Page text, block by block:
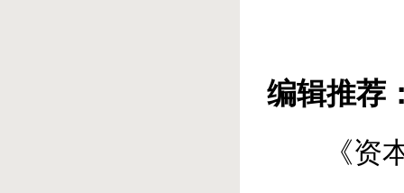
编辑推荐
《